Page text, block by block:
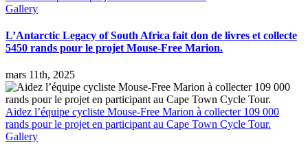
Gallery
L’Antarctic Legacy of South Africa fait don de livres et collecte
5450 rands pour le projet Mouse-Free Marion.
mars 11th, 2025
Aidez l’équipe cycliste Mouse-Free Marion à collecter 109 000
rands pour le projet en participant au Cape Town Cycle Tour.
Gallery